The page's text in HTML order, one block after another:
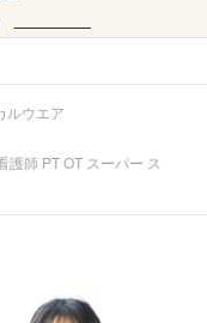
ルウエア
護師 PT OT スーパー ス